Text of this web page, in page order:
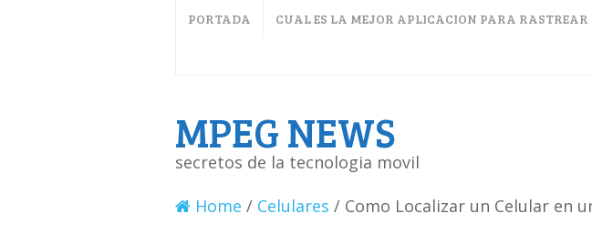
PORTADA CUAL ES LA MEJOR APLICACION PARA
MPEG NEWS
secretos de la tecnologia movil
Home / Celulares / Como Localizar un Celular en